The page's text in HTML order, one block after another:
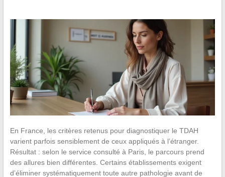
En France, les critères retenus pour diagnostiquer le TDAH
varient parfois sensiblement de ceux appliqués à l’étranger.
Résultat : selon le service consulté à Paris, le parcours prend
des allures bien différentes. Certains établissements exigent
d’éliminer systématiquement toute autre pathologie avant de